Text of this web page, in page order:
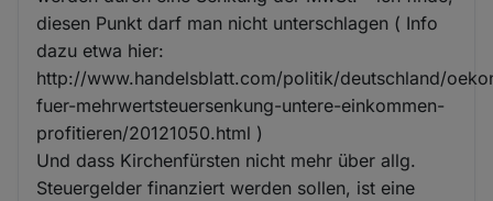
diesen Punkt darf man nicht unterschlagen ( Info
dazu etwa hier:
http://www.handelsblatt.com/politik/deutschland/
fuer-mehrwertsteuersenkung-untere-einkommen-
profitieren/20121050.html )
Und dass Kirchenfürsten nicht mehr über allg.
Steuergelder finanziert werden sollen, ist eine